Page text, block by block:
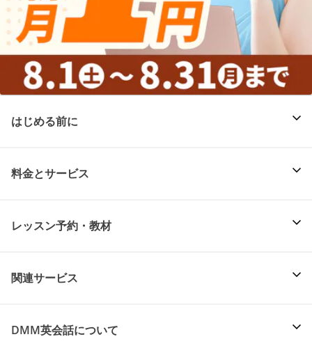
はじめる前に
料金とサービス
レッスン予約・教材
関連サービス
DMM英会話について